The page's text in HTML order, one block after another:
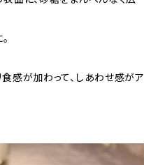
感が加わって、しあわせ感がア